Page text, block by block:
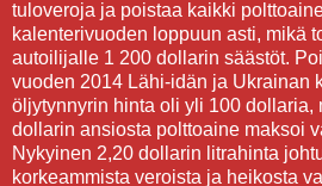
tuloveroja ja poistaa kaikki
kalenterivuoden loppuun asti, mikä
autoilijalle 1 200 dollarin säästöt.
vuoden 2014 Lähi-idän ja Ukrainan
öljytynnyrin hinta oli yli 100 dollaria,
dollarin ansiosta polttoaine maksoi
Nykyinen 2,20 dollarin litrahinta
korkeammista veroista ja heikosta